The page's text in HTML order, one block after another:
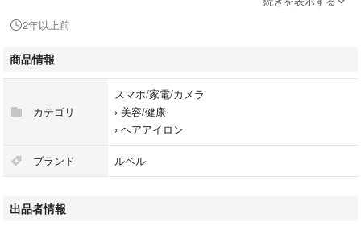
【商品説明】
ナノレベルのスチームが毛髪深部まで浸透。髪への負担を軽減し、潤い＆
カールをキープする“ルフォール ナノアイロン”
ナノスチームを利用することで、芯から潤い、ツヤのあるなめらかな手触
りに。
短時間でしっかりとリッジの効いた持ちの良いカールを実現。
・消費電力：800W
・電圧：AC100V 50/60Hz
・総重量：565g(コード含)
2年以上前
商品情報
カテゴリ
スマホ/家電/カメラ
› 美容/健康
› ヘアアイロン
ブランド ルベル
出品者情報